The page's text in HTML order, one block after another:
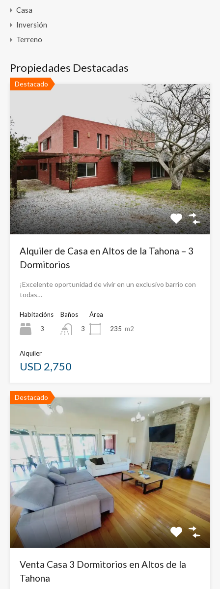
Casa
Inversión
Terreno
Propiedades Destacadas
Destacado
Alquiler de Casa en Altos de la Tahona – 3
Dormitorios
¡Excelente oportunidad de vivir en un exclusivo barrio con
todas…
Habitacións
3
Baños
3
Área
235 m2
Alquiler
USD 2,750
Destacado
Venta Casa 3 Dormitorios en Altos de la
Tahona